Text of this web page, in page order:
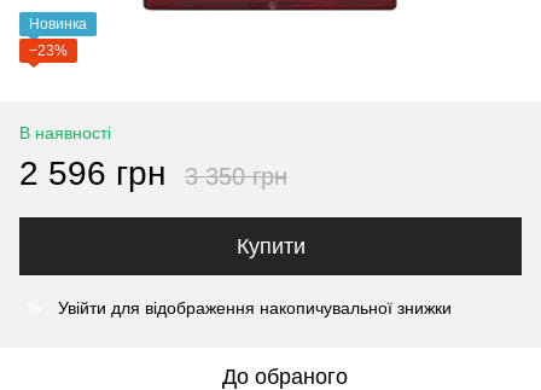
Новинка
−23%
В наявності
2 596 грн 3 350 грн
Купити
Увійти для відображення накопичувальної знижки
До обраного